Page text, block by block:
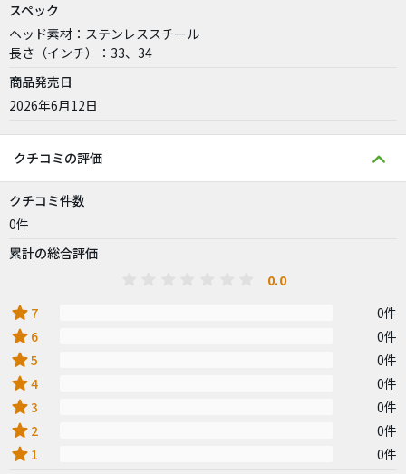
スペック
ヘッド素材：ステンレススチール
長さ（インチ）：33、34
商品発売日
2026年6月12日
クチコミの評価
クチコミ件数
0件
累計の総合評価
0.0
star 7 0件
star 6 0件
star5 0件
star4 0件
star3 0件
star 2 0件
star 1
0件